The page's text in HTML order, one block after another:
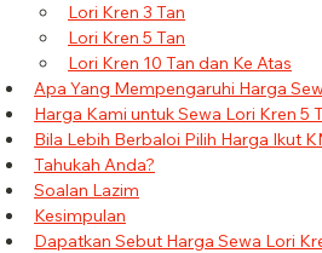
Lori Kren 3 Tan
Lori Kren 5 Tan
Lori Kren 10 Tan dan Ke Atas
Apa Yang Mempengaruhi Harga
Harga Kami untuk Sewa Lori Kren 5
Bila Lebih Berbaloi Pilih Harga Ikut
Tahukah Anda?
Soalan Lazim
Kesimpulan
Dapatkan Sebut Harga Sewa Lori